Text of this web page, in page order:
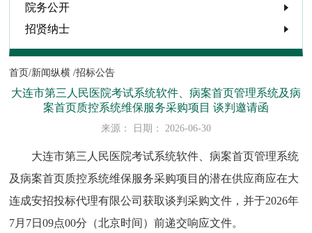
院务公开
招贤纳士
首页/新闻纵横 /招标公告
大连市第三人民医院考试系统软件、病案首页管理系统及病
案首页质控系统维保服务采购项目 谈判邀请函
来源： 日期： 2026-06-30
大连市第三人民医院考试系统软件、病案首页管理系统
及病案首页质控系统维保服务采购项目的潜在供应商应在大
连成安招投标代理有限公司获取谈判采购文件，并于2026年
7月7日09点00分（北京时间）前递交响应文件。